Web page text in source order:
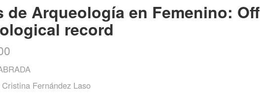
de Arqueología en Femenino: Off
record
Fernández Laso